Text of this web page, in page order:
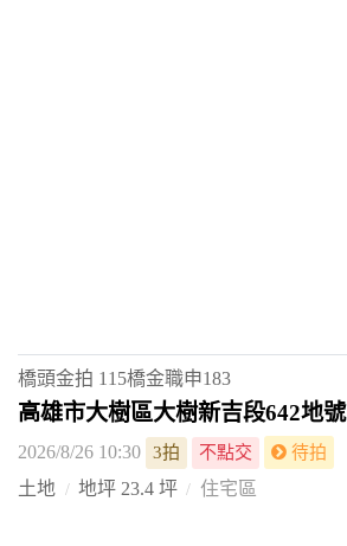
橋頭金拍 115橋金職申183
高雄市大樹區大樹新吉段642地號
2026/8/26 10:30 3拍 不點交 待拍
土地 地坪 23.4 坪 住宅區